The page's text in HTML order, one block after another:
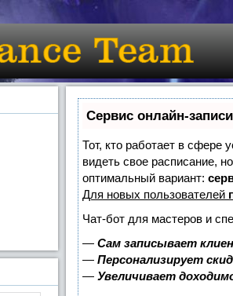
Сервис онлайн-
Тот, кто работает в сфере
видеть свое расписание,
оптимальный вариант:
Для новых пользователей
Чат-бот для мастеров и
— Сам записывает
— Персонализирует
— Увеличивает